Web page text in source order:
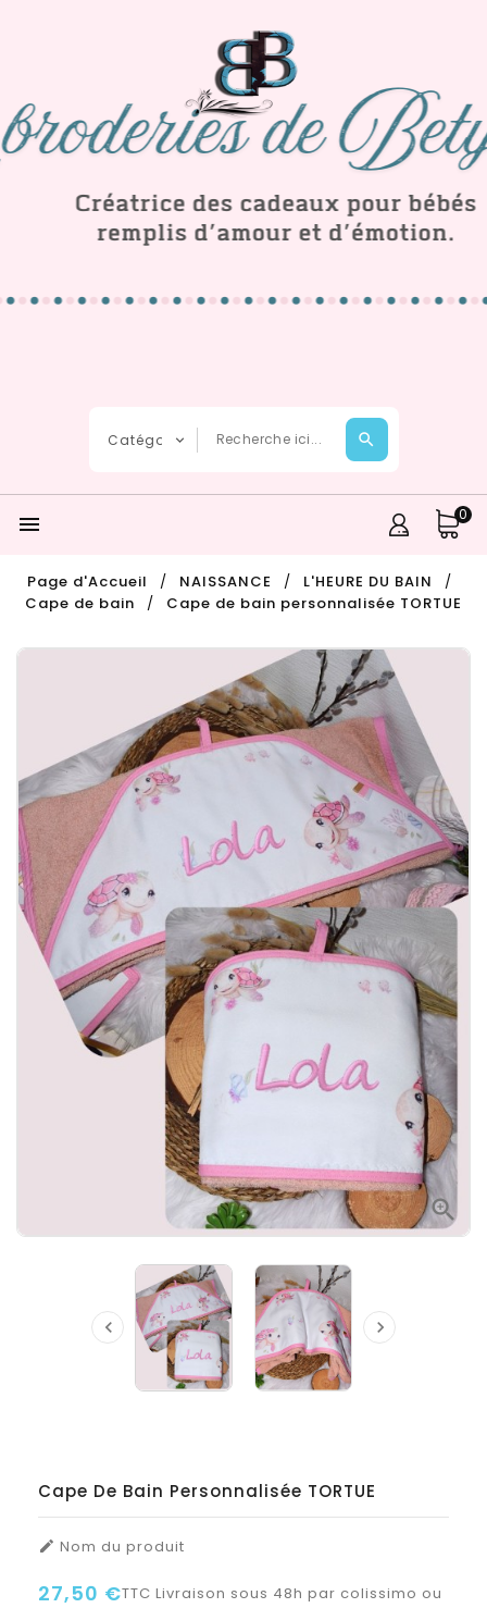
 0
Page d'Accueil NAISSANCE
L'HEURE DU BAIN
Cape de bain
Cape de bain personnalisée TORTUE

 
Cape De Bain Personnalisée TORTUE
 Nom du produit
27,50 €TTC Livraison sous 48h par colissimo ou